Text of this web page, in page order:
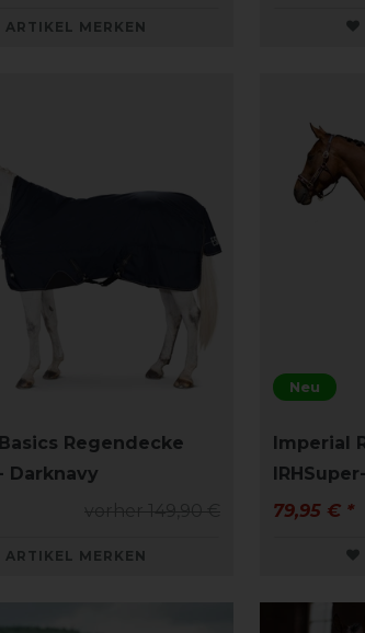
ARTIKEL MERKEN
Regendecke
Darknavy
ARTIKEL MERKEN
Neu
Imperial
79,95 € *